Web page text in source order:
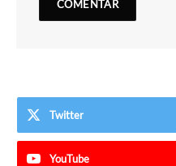
Twitter
YouTube